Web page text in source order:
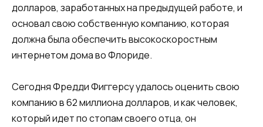
долларов, заработанных на предыдущей работе, и
основал свою собственную компанию, которая
должна была обеспечить высокоскоростным
интернетом дома во Флориде.
Сегодня Фредди Фиггерсу удалось оценить свою
компанию в 62 миллиона долларов, и как человек,
который идет по стопам своего отца, он